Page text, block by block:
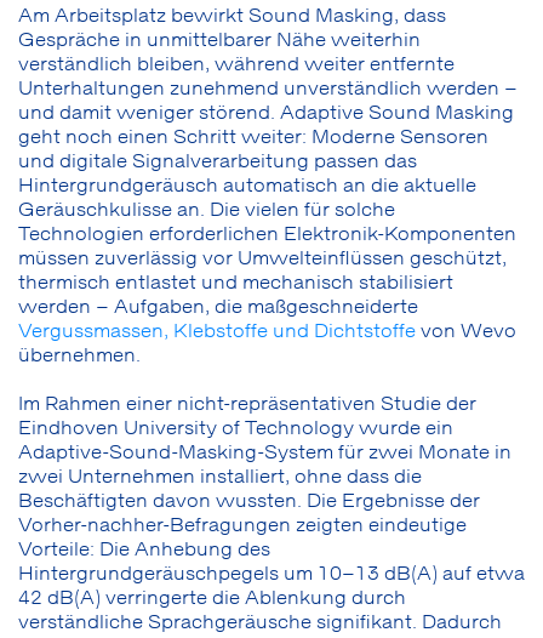
Am Arbeitsplatz bewirkt Sound Masking, dass
Gespräche in unmittelbarer Nähe weiterhin
verständlich bleiben, während weiter entfernte
Unterhaltungen zunehmend unverständlich werden –
und damit weniger störend. Adaptive Sound Masking
geht noch einen Schritt weiter: Moderne Sensoren
und digitale Signalverarbeitung passen das
Hintergrundgeräusch automatisch an die aktuelle
Geräuschkulisse an. Die vielen für solche
Technologien erforderlichen Elektronik-Komponenten
müssen zuverlässig vor Umwelteinflüssen geschützt,
thermisch entlastet und mechanisch stabilisiert
werden – Aufgaben, die maßgeschneiderte
Vergussmassen, Klebstoffe und Dichtstoffe von Wevo
übernehmen.
Im Rahmen einer nicht-repräsentativen Studie der
Eindhoven University of Technology wurde ein
Adaptive-Sound-Masking-System für zwei Monate in
zwei Unternehmen installiert, ohne dass die
Beschäftigten davon wussten. Die Ergebnisse der
Vorher-nachher-Befragungen zeigten eindeutige
Vorteile: Die Anhebung des
Hintergrundgeräuschpegels um 10–13 dB(A) auf etwa
42 dB(A) verringerte die Ablenkung durch
verständliche Sprachgeräusche signifikant. Dadurch